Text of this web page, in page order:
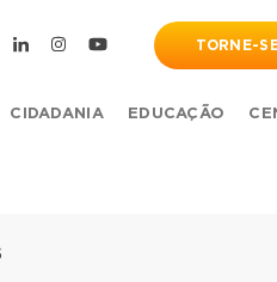
TORNE-
CIDADANIA EDUCAÇÃO